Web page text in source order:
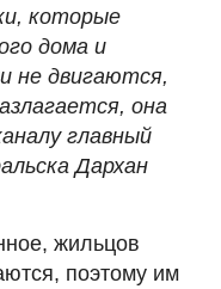
которые
дома и
не двигаются,
она
главный
Дархан
жильцов
поэтому им